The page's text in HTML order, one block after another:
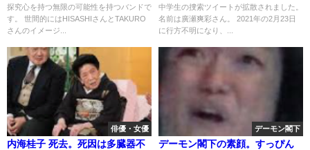
探究心を持つ無限の可能性を持つバンドで
す。 世間的にはHISASHIさんとTAKURO
さんのイメージ...
中学生の捜索ツイートが拡散されました。
名前は廣瀬爽彩さん。 2021年の2月23日
に行方不明になり、...
俳優・女優
内海桂子 死去。死因は多臓器不
デーモン閣下
デーモン閣下の素顔。すっぴん